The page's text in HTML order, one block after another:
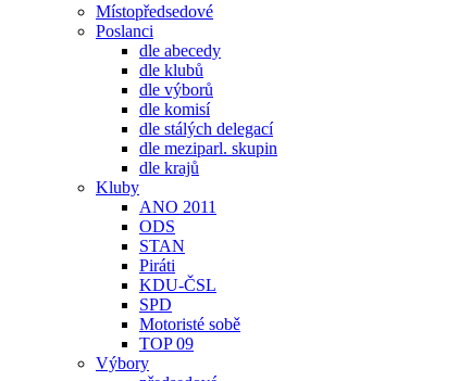
Místopředsedové
Poslanci
dle abecedy
dle klubů
dle výborů
dle komisí
dle stálých delegací
dle meziparl. skupin
dle krajů
Kluby
ANO 2011
ODS
STAN
Piráti
KDU-ČSL
SPD
Motoristé sobě
TOP 09
Výbory